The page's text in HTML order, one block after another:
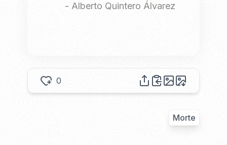
- Alberto Quintero Álvarez
0
Morte